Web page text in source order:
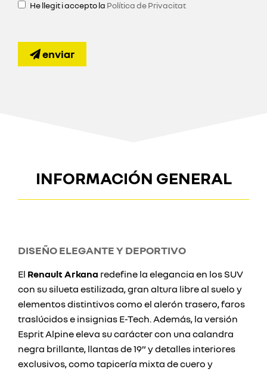
He llegit i accepto la Política de Privacitat
enviar
INFORMACIÓN GENERAL
DISEÑO ELEGANTE Y DEPORTIVO
El Renault Arkana redefine la elegancia en los SUV
con su silueta estilizada, gran altura libre al suelo y
elementos distintivos como el alerón trasero, faros
traslúcidos e insignias E-Tech. Además, la versión
Esprit Alpine eleva su carácter con una calandra
negra brillante, llantas de 19” y detalles interiores
exclusivos, como tapicería mixta de cuero y